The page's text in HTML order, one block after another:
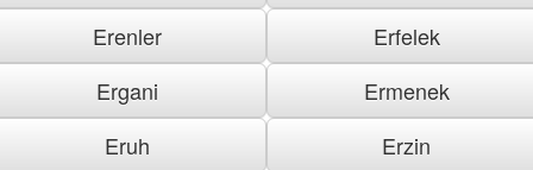
Erenler
Erfelek
Ergani
Ermenek
Eruh
Erzin